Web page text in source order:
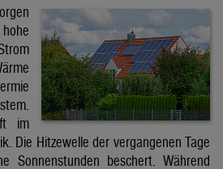
im
Die Hitzewelle der vergangenen Tage
Sonnenstunden beschert. Während